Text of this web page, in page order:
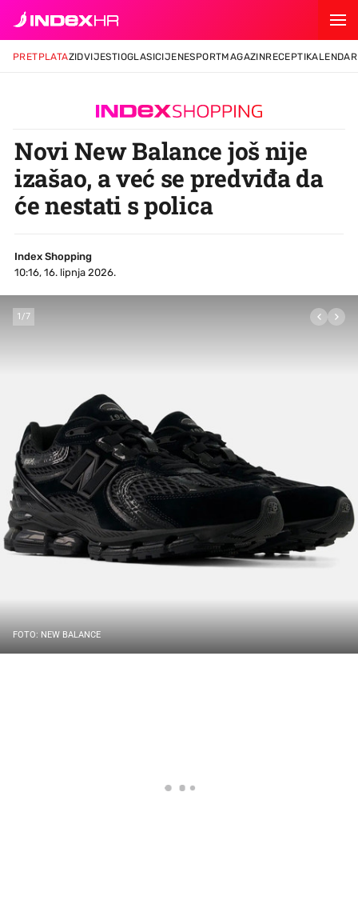
PRETPLATAZIDVIJESTIOGLASICIJENESPORTMAGAZINRECEPTIKALENDAR
Novi New Balance još nije
izašao, a već se predviđa da
će nestati s polica
Index Shopping
10:16, 16. lipnja 2026.
1/7
FOTO: NEW BALANCE